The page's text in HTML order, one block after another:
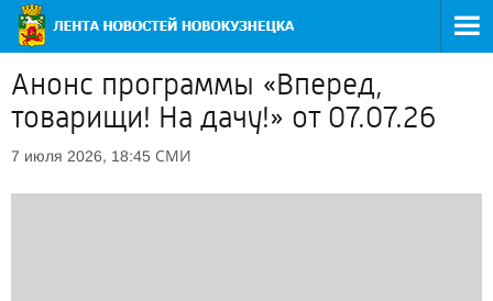
Анонс программы «Вперед,
товарищи! На дачу!» от 07.07.26
7 июля 2026, 18:45 СМИ